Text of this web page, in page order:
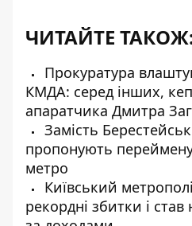
ЧИТАЙТЕ
Прокуратура
КМДА: серед інших,
апаратчика Дмитра
Замість
пропонують
метро
Київський
рекордні збитки і